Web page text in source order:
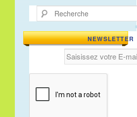
Recherche
NEWSLETTER